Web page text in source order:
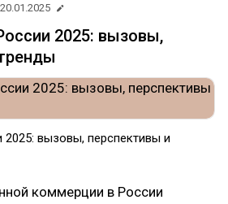
20.01.2025
2025: вызовы,
вызовы, перспективы и
коммерции в России